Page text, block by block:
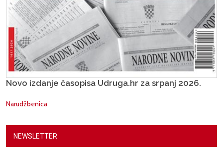
Novo izdanje časopisa Udruga.hr za srpanj 2026.
Narudžbenica
NEWSLETTER